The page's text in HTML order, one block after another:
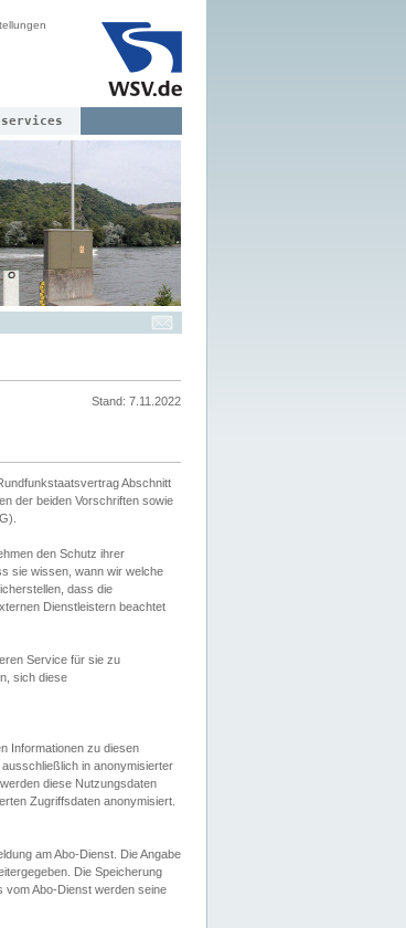
Stand: 7.11.2022
Abschnitt
der beiden Vorschriften sowie
den Schutz ihrer
sie wissen, wann wir welche
dass die
Dienstleistern beachtet
Service für sie zu
sich diese
Informationen zu diesen
in anonymisierter
diese Nutzungsdaten
Zugriffsdaten anonymisiert.
am Abo-Dienst. Die Angabe
Die Speicherung
vom Abo-Dienst werden seine